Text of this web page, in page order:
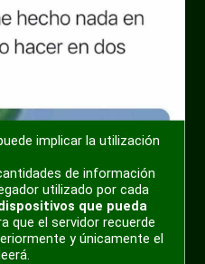
implicar la utilización
de información
utilizado por cada
que pueda
que el servidor recuerde
y únicamente el